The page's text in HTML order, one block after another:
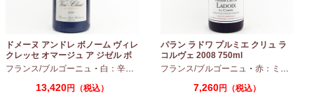
ドメーヌ アンドレ ボノーム ヴィレ
クレッセ オマージュ ア ジゼル ボ
ノーム 2023 750ml
フランス/ブルゴーニュ ・ 白：辛口 シャルドネ
13,420円（税込）
パラン ラドワ プルミエ クリュ ラ
コルヴェ 2008 750ml
フランス/ブルゴーニュ ・ 赤：ミディアムボディ
7,260円（税込）